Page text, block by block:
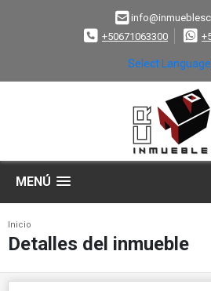
+50671063300
Select Language
MENÚ
Inicio
Detalles del inmueble